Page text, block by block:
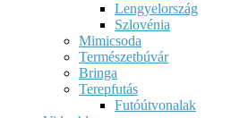
Lengyelország
Szlovénia
Mimicsoda
Természetbúvár
Bringa
Terepfutás
Futóútvonalak